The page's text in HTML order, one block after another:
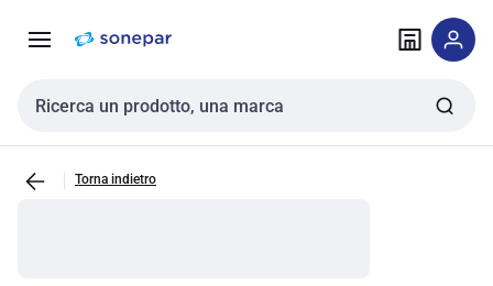
navigazione alla
Cerca input
Torna indietro